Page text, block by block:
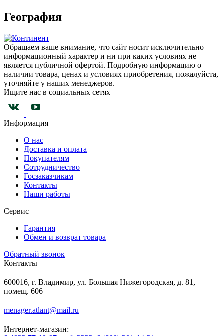
География
Обращаем ваше внимание, что сайт носит исключительно
информационный характер и ни при каких условиях не
является публичной офертой. Подробную информацию о
наличии товара, ценах и условиях приобретения, пожалуйста,
уточняйте у наших менеджеров.
Ищите нас в социальных сетях
Информация
О нас
Доставка и оплата
Покупателям
Сотрудничество
Госзаказчикам
Контакты
Наши работы
Сервис
Гарантия
Обмен и возврат товара
Обратный звонок
Контакты
600016, г. Владимир, ул. Большая Нижегородская, д. 81,
помещ. 606
menager.atlant@mail.ru
Интернет-магазин: